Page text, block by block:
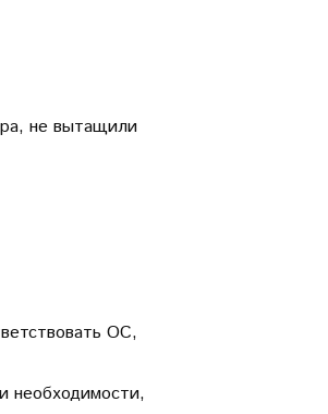
не вытащили
ОС,
необходимости,